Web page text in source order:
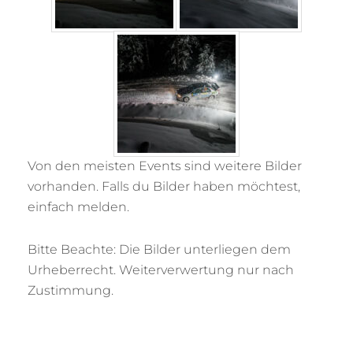
Von den meisten Events sind weitere Bilder
vorhanden. Falls du Bilder haben möchtest,
einfach melden.
Bitte Beachte: Die Bilder unterliegen dem
Urheberrecht. Weiterverwertung nur nach
Zustimmung.